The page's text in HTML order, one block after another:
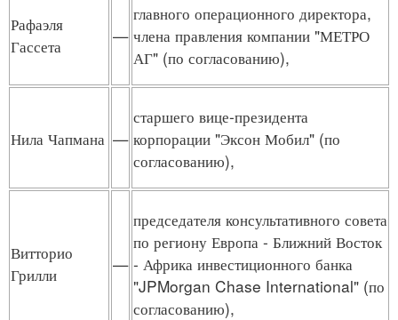
Рафаэля
Гассета
—
главного операционного директора,
члена правления компании "МЕТРО
АГ" (по согласованию),
Нила Чапмана —
старшего вице-президента
корпорации "Эксон Мобил" (по
согласованию),
Витторио
Грилли
—
председателя консультативного совета
по региону Европа - Ближний Восток
- Африка инвестиционного банка
"JPMorgan Chase International" (по
согласованию),